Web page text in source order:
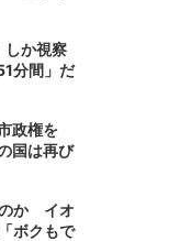
しか視察
分間」だ
政権を
国は再び
のか イオ
ボクもで